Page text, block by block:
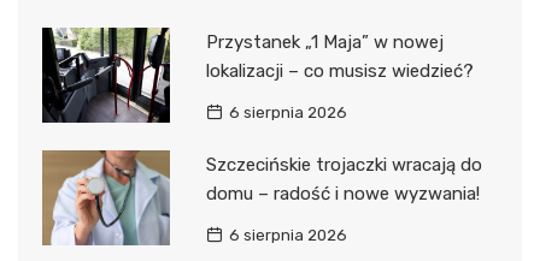
Przystanek „1 Maja” w nowej
lokalizacji – co musisz wiedzieć?
6 sierpnia 2026
Szczecińskie trojaczki wracają do
domu – radość i nowe wyzwania!
6 sierpnia 2026